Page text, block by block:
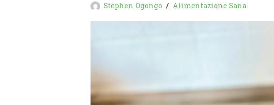
Stephen Ogongo Alimentazione Sana